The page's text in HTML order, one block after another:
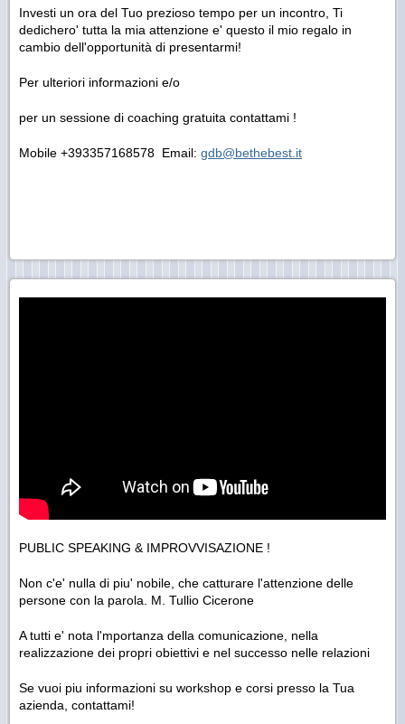
Investi un ora del Tuo prezioso tempo per un incontro, Ti
dedichero' tutta la mia attenzione e' questo il mio regalo in
cambio dell'opportunità di presentarmi!
Per ulteriori informazioni e/o
per un sessione di coaching gratuita contattami !
Mobile +393357168578 Email: gdb@bethebest.it
PUBLIC SPEAKING & IMPROVVISAZIONE !
Non c'e' nulla di piu' nobile, che catturare l'attenzione delle
persone con la parola. M. Tullio Cicerone
A tutti e' nota l'mportanza della comunicazione, nella
realizzazione dei propri obiettivi e nel successo nelle relazioni
Se vuoi piu informazioni su workshop e corsi presso la Tua
azienda, contattami!